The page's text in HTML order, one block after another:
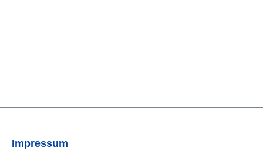
Impressum